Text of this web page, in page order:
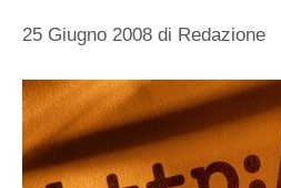
25 Giugno 2008 di Redazione